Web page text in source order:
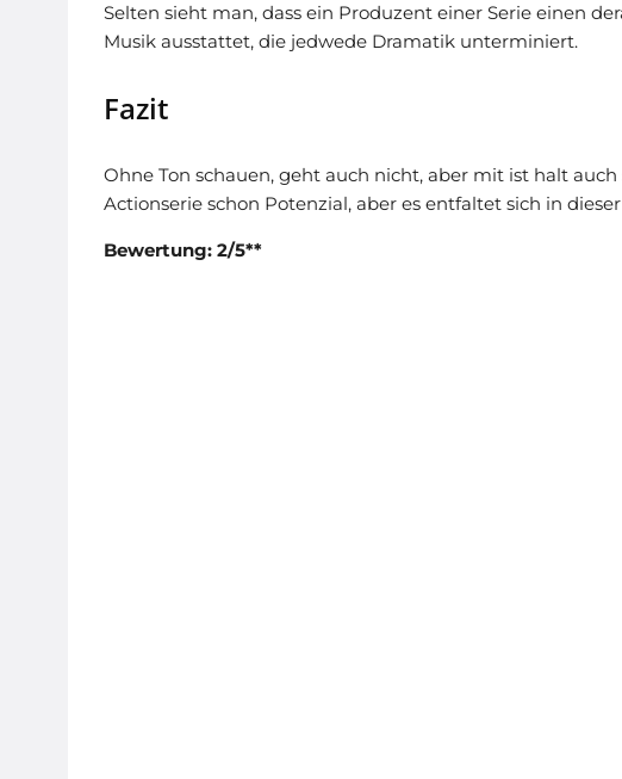
Selten sieht man, dass ein Produzent einer Serie einen
Musik ausstattet, die jedwede Dramatik unterminiert.
Fazit
Ohne Ton schauen, geht auch nicht, aber mit ist halt auch
Actionserie schon Potenzial, aber es entfaltet sich in
Bewertung: 2/5**